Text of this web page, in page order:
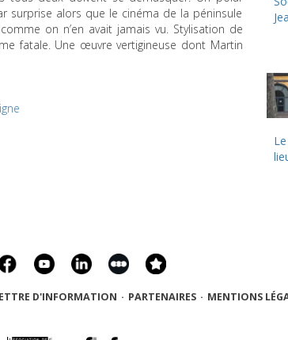
alors que le cinéma de la péninsule
on n’en avait jamais vu. Stylisation de
fatale. Une œuvre vertigineuse dont Martin
D'INFORMATION · PARTENAIRES · MENTIONS